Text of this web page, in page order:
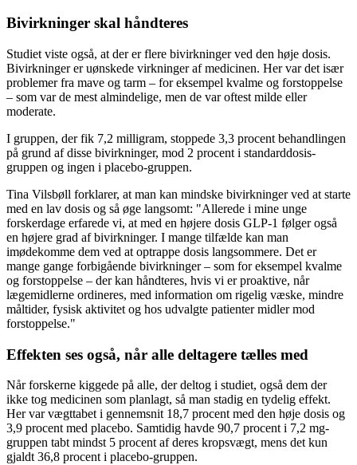
Bivirkninger skal håndteres
Studiet viste også, at der er flere bivirkninger ved den høje dosis.
Bivirkninger er uønskede virkninger af medicinen. Her var det især
problemer fra mave og tarm – for eksempel kvalme og forstoppelse
– som var de mest almindelige, men de var oftest milde eller
moderate.
I gruppen, der fik 7,2 milligram, stoppede 3,3 procent behandlingen
på grund af disse bivirkninger, mod 2 procent i standarddosis-
gruppen og ingen i placebo-gruppen.
Tina Vilsbøll forklarer, at man kan mindske bivirkninger ved at starte
med en lav dosis og så øge langsomt: "Allerede i mine unge
forskerdage erfarede vi, at med en højere dosis GLP-1 følger også
en højere grad af bivirkninger. I mange tilfælde kan man
imødekomme dem ved at optrappe dosis langsommere. Det er
mange gange forbigående bivirkninger – som for eksempel kvalme
og forstoppelse – der kan håndteres, hvis vi er proaktive, når
lægemidlerne ordineres, med information om rigelig væske, mindre
måltider, fysisk aktivitet og hos udvalgte patienter midler mod
forstoppelse."
Effekten ses også, når alle deltagere tælles med
Når forskerne kiggede på alle, der deltog i studiet, også dem der
ikke tog medicinen som planlagt, så man stadig en tydelig effekt.
Her var vægttabet i gennemsnit 18,7 procent med den høje dosis og
3,9 procent med placebo. Samtidig havde 90,7 procent i 7,2 mg-
gruppen tabt mindst 5 procent af deres kropsvægt, mens det kun
gjaldt 36,8 procent i placebo-gruppen.